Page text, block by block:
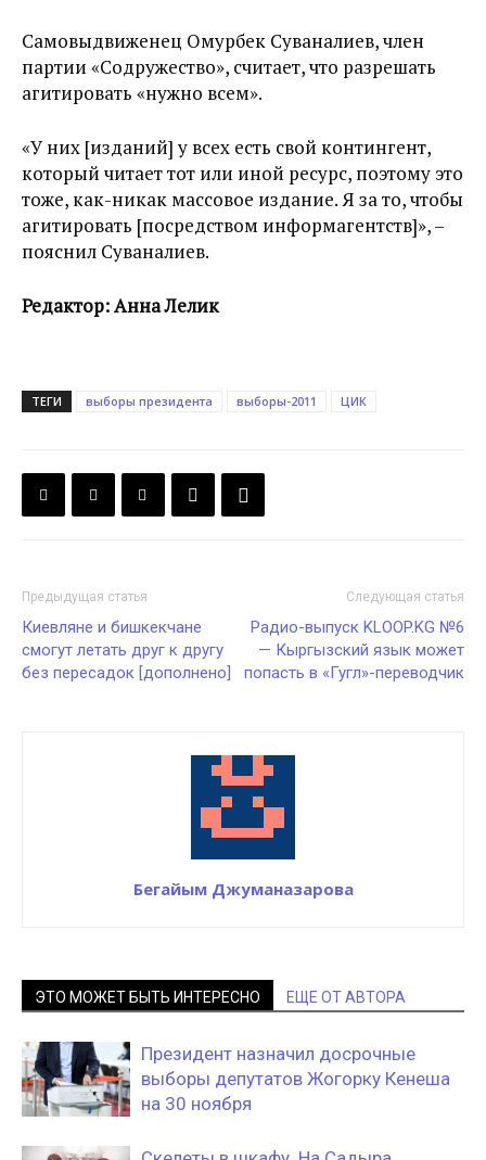
Самовыдвиженец Омурбек Суваналиев, член
партии «Содружество», считает, что разрешать
агитировать «нужно всем».
«У них [изданий] у всех есть свой контингент,
который читает тот или иной ресурс, поэтому это
тоже, как-никак массовое издание. Я за то, чтобы
агитировать [посредством информагентств]», –
пояснил Суваналиев.
Редактор: Анна Лелик
ТЕГИ выборы президента выборы-2011 ЦИК
Предыдущая статья
Киевляне и бишкекчане
смогут летать друг к другу
без пересадок [дополнено]
Следующая статья
Радио-выпуск KLOOP.KG №6
— Кыргызский язык может
попасть в «Гугл»-переводчик
Бегайым Джуманазарова
ЭТО МОЖЕТ БЫТЬ ИНТЕРЕСНО ЕЩЕ ОТ АВТОРА
Президент назначил досрочные
выборы депутатов Жогорку Кенеша
на 30 ноября